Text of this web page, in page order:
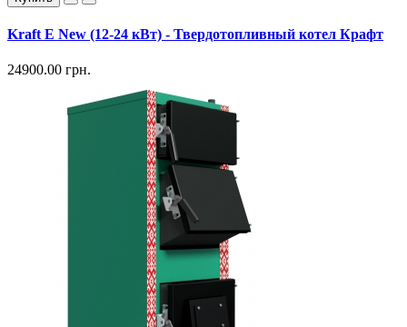
Kraft E New (12-24 кВт) - Твердотопливный котел Крафт
24900.00 грн.